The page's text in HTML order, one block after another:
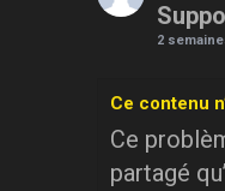
2
Ce contenu
Ce
partagé